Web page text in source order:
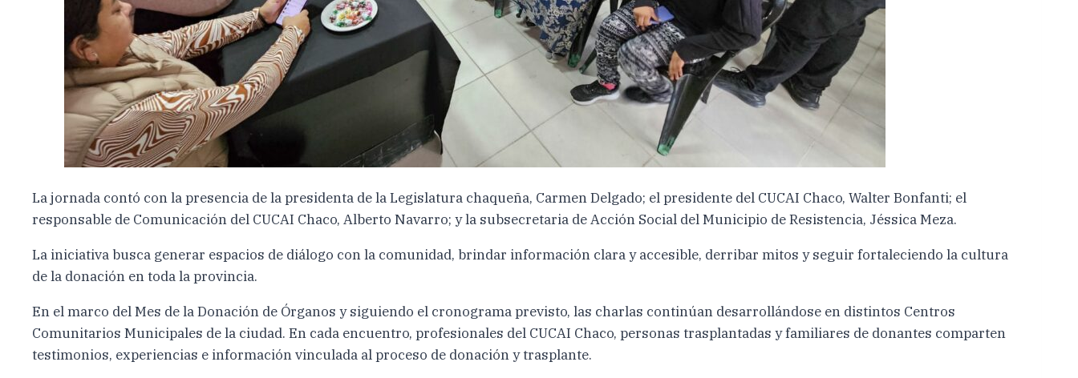
La jornada contó con la presencia de la presidenta de la Legislatura chaqueña, Carmen Delgado; el presidente del CUCAI Chaco, Walter Bonfanti; el
responsable de Comunicación del CUCAI Chaco, Alberto Navarro; y la subsecretaria de Acción Social del Municipio de Resistencia, Jéssica Meza.
La iniciativa busca generar espacios de diálogo con la comunidad, brindar información clara y accesible, derribar mitos y seguir fortaleciendo la cultura
de la donación en toda la provincia.
En el marco del Mes de la Donación de Órganos y siguiendo el cronograma previsto, las charlas continúan desarrollándose en distintos Centros
Comunitarios Municipales de la ciudad. En cada encuentro, profesionales del CUCAI Chaco, personas trasplantadas y familiares de donantes comparten
testimonios, experiencias e información vinculada al proceso de donación y trasplante.